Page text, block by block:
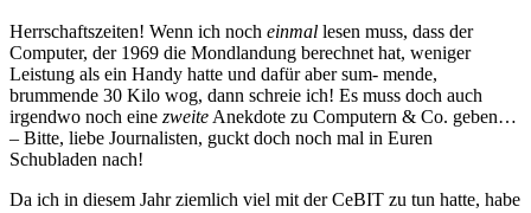
Herrschaftszeiten! Wenn ich noch einmal lesen muss, dass der
Computer, der 1969 die Mondlandung berechnet hat, weniger
Leistung als ein Handy hatte und dafür aber sum- mende,
brummende 30 Kilo wog, dann schreie ich! Es muss doch auch
irgendwo noch eine zweite Anekdote zu Computern & Co. geben…
– Bitte, liebe Journalisten, guckt doch noch mal in Euren
Schubladen nach!
Da ich in diesem Jahr ziemlich viel mit der CeBIT zu tun hatte, habe